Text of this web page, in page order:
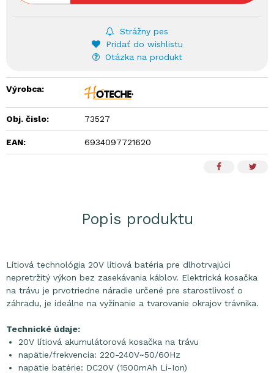
Strážny pes
Pridať do wishlistu
Otázka na produkt
Výrobca:
Obj. čislo: 73527
EAN: 6934097721620
Popis produktu
Lítiová technológia 20V lítiová batéria pre dlhotrvajúci
nepretržitý výkon bez zasekávania káblov. Elektrická kosačka
na trávu je prvotriedne náradie určené pre starostlivosť o
záhradu, je ideálne na vyžínanie a tvarovanie okrajov trávnika.
Technické údaje:
20V lítiová akumulátorová kosačka na trávu
napätie/frekvencia: 220-240V~50/60Hz
napätie batérie: DC20V (1500mAh Li-Ion)